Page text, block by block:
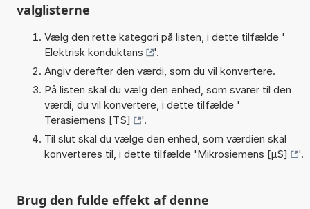
valglisterne
Vælg den rette kategori på listen, i dette tilfælde '
Elektrisk konduktans
'.
Angiv derefter den værdi, som du vil konvertere.
På listen skal du vælg den enhed, som svarer til den
værdi, du vil konvertere, i dette tilfælde '
Terasiemens [TS]
'.
Til slut skal du vælge den enhed, som værdien skal
konverteres til, i dette tilfælde 'Mikrosiemens [µS] '.
Brug den fulde effekt af denne